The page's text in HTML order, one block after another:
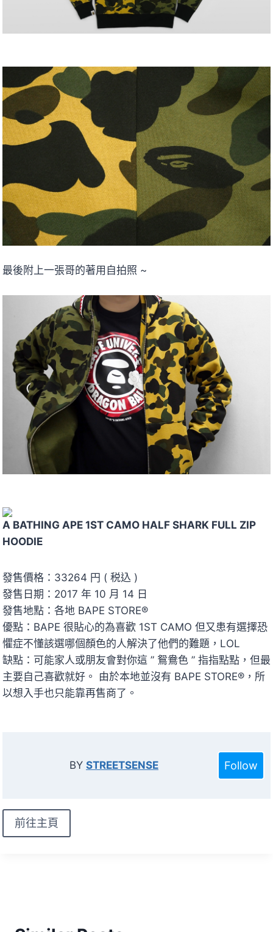
最後附上一張哥的著用自拍照 ~
A BATHING APE 1ST CAMO HALF SHARK FULL ZIP
HOODIE
發售價格：33264 円 ( 税込 )
發售日期：2017 年 10 月 14 日
發售地點：各地 BAPE STORE®
優點：BAPE 很貼心的為喜歡 1ST CAMO 但又患有選擇恐
懼症不懂該選哪個顏色的人解決了他們的難題，LOL
缺點：可能家人或朋友會對你這 ” 鴛鴦色 ” 指指點點，但最
主要自己喜歡就好。 由於本地並沒有 BAPE STORE®，所
以想入手也只能靠再售商了。
BY STREETSENSE Follow
前往主頁